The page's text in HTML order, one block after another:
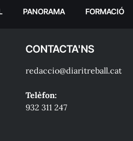
PANORAMA FORMACIÓ
CONTACTA'NS
redaccio@diaritreball.cat
Telèfon:
932 311 247